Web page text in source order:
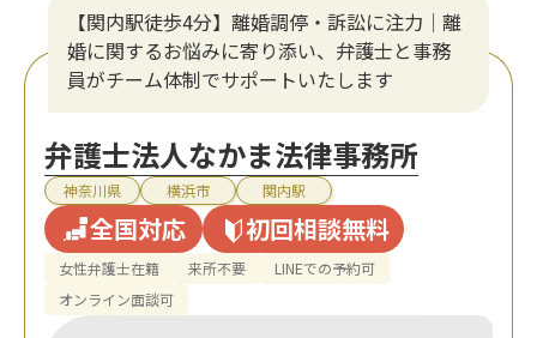
【関内駅徒歩4分】離婚調停・訴訟に注力│離
婚に関するお悩みに寄り添い、弁護士と事務
員がチーム体制でサポートいたします
弁護士法人なかま法律事務所
神奈川県 横浜市 関内駅
全国対応 初回相談無料
女性弁護士在籍 来所不要
LINEでの予約可
オンライン面談可